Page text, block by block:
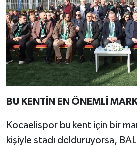
BU KENTİN EN ÖNEMLİ
Kocaelispor bu kent için bir
kişiyle stadı dolduruyorsa,